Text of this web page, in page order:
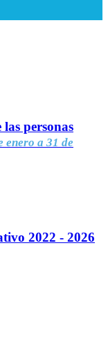
personas
enero a 31 de
2022 - 2026